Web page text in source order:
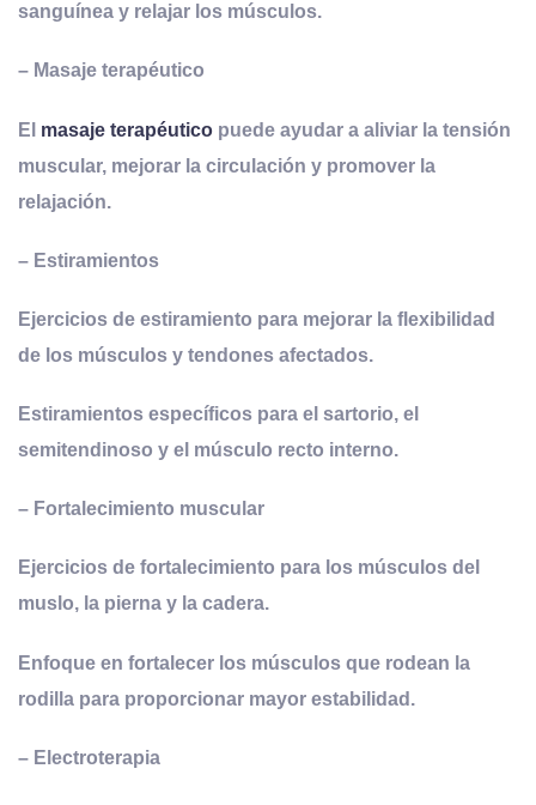
sanguínea y relajar los músculos.
– Masaje terapéutico
El masaje terapéutico puede ayudar a aliviar la tensión
muscular, mejorar la circulación y promover la
relajación.
– Estiramientos
Ejercicios de estiramiento para mejorar la flexibilidad
de los músculos y tendones afectados.
Estiramientos específicos para el sartorio, el
semitendinoso y el músculo recto interno.
– Fortalecimiento muscular
Ejercicios de fortalecimiento para los músculos del
muslo, la pierna y la cadera.
Enfoque en fortalecer los músculos que rodean la
rodilla para proporcionar mayor estabilidad.
– Electroterapia